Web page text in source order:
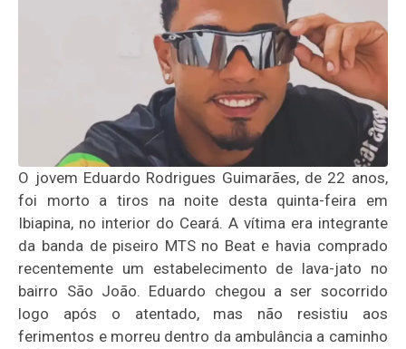
O jovem Eduardo Rodrigues Guimarães, de 22 anos,
foi morto a tiros na noite desta quinta-feira em
Ibiapina, no interior do Ceará. A vítima era integrante
da banda de piseiro MTS no Beat e havia comprado
recentemente um estabelecimento de lava-jato no
bairro São João. Eduardo chegou a ser socorrido
logo após o atentado, mas não resistiu aos
ferimentos e morreu dentro da ambulância a caminho